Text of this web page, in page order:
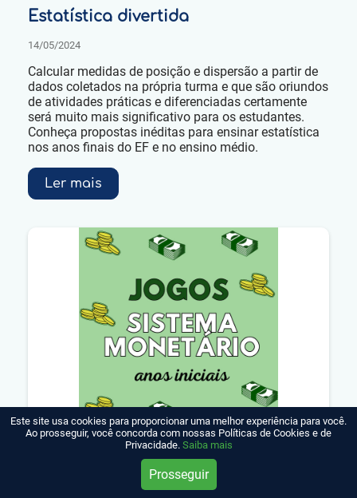
Estatística divertida
14/05/2024
Calcular medidas de posição e dispersão a partir de
dados coletados na própria turma e que são oriundos
de atividades práticas e diferenciadas certamente
será muito mais significativo para os estudantes.
Conheça propostas inéditas para ensinar estatística
nos anos finais do EF e no ensino médio.
Ler mais
Sistema Monetário nos anos iniciais
Este site usa cookies para proporcionar uma melhor experiência para você.
Ao prosseguir, você concorda com nossas Políticas de Cookies e de
Privacidade. Saiba mais
Prosseguir